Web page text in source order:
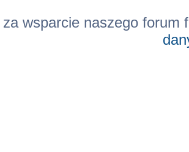
wsparcie naszego